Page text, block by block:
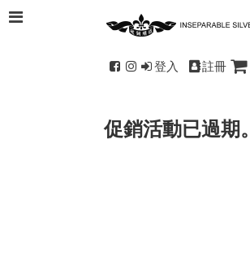
登入 註冊
促銷活動已過期。